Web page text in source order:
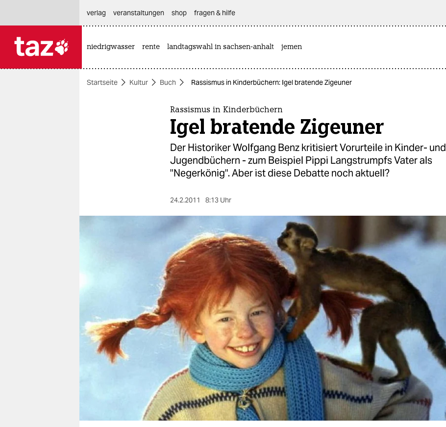
themen
verlag
veranstaltungen
shop
fragen & hilfe
genossenschaft
verlag
veranstaltungen shop fragen & hilfe
niedrigwasser rente landtagswahl in sachsen-anhalt jemen
Startseite Kultur Buch Rassismus in Kinderbüchern: Igel bratende Zigeuner
Rassismus in Kinderbüchern
Igel bratende Zigeuner
Der Historiker Wolfgang Benz kritisiert Vorurteile in Kinder- und
Jugendbüchern - zum Beispiel Pippi Langstrumpfs Vater als
"Negerkönig". Aber ist diese Debatte noch aktuell?
24.2.2011 8:13 Uhr